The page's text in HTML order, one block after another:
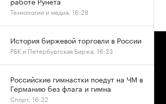
Технологии и медиа, 16:28
История биржевой торговли в России
РБК и Петербургская Биржа, 16:23
Российские гимнастки поедут на ЧМ в
Германию без флага и гимна
Спорт, 16:22